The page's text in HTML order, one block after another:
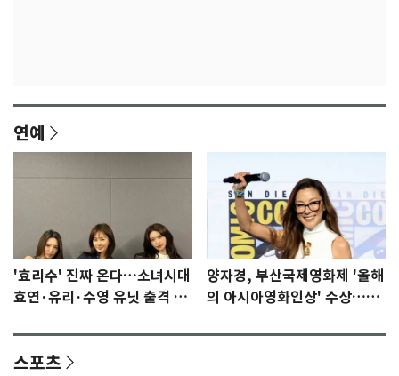
연예
'효리수' 진짜 온다…소녀시대
효연·유리·수영 유닛 출격 [N
양자경, 부산국제영화제 '올해
의 아시아영화인상' 수상…15
스포츠